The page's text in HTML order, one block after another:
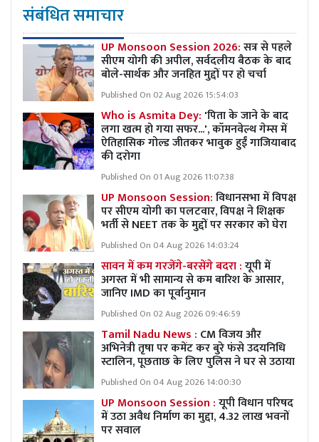
संबंधित समाचार
UP Monsoon Session 2026:सत्र से पहले
सीएम योगी की अपील, सर्वदलीय बैठक के बाद
बोले-सार्थक और जनहित मुद्दों पर हो चर्चा
Published On 02 Aug 2026 15:54:03
Who is Asmita Dey: 'पिता के जाने के बाद
लगा खत्म हो गया सफर...', कॉमनवेल्थ गेम्स में
ऐतिहासिक गोल्ड जीतकर भावुक हुईं गाजियाबाद
की दरोगा
Published On 01 Aug 2026 11:07:38
UP Monsoon Session:विधानसभा में विपक्ष
पर सीएम योगी का पलटवार, विपक्ष ने शिक्षक
भर्ती से NEET तक के मुद्दों पर सरकार को घेरा
Published On 04 Aug 2026 14:03:24
सावन में कम गरजेंगे-बरसेंगे बदरा :यूपी में
अगस्त में भी सामान्य से कम बारिश के आसार,
जानिए IMD का पूर्वानुमान
Published On 02 Aug 2026 09:46:59
Tamil Nadu News : CM विजय और
अभिनेत्री तृषा पर कमेंट कर बुरे फंसे उदयनिधि
स्टालिन, पूछताछ के लिए पुलिस ने घर से उठाया
Published On 04 Aug 2026 14:00:30
UP Monsoon Session :यूपी विधान परिषद
में उठा अवैध निर्माण का मुद्दा, 4.32 लाख भवनों
पर सवाल